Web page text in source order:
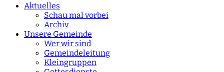
Aktuelles
Schau mal vorbei
Archiv
Unsere Gemeinde
Wer wir sind
Gemeindeleitung
Kleingruppen